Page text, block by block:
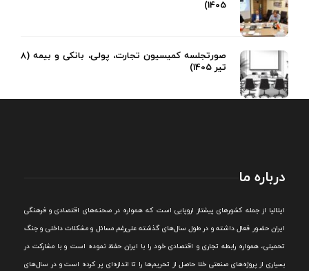
1405)
صورتجلسه کمیسیون تجارت، پولی، بانکی و بیمه (8
تیر 1405)
درباره ما
ايتاليا از جمله کشورهای پيشتاز اروپایی است که همواره در صحنه‌های اقتصادی و فرهنگی
ايران حضور فعال داشته و در طول سال‌های گذشته علی‌رغم مسائل و مشکلات داخلی و جنگ
تحميلی، همواره رابطه تجاری و اقتصادی خود را با ايران حفظ نموده است و با مشارکت در
بسياری از پروژه‌های صنعتی خلا حاصل از تحريم‌ها را تا اندازه‌ای پر کرده است و در سال‌های